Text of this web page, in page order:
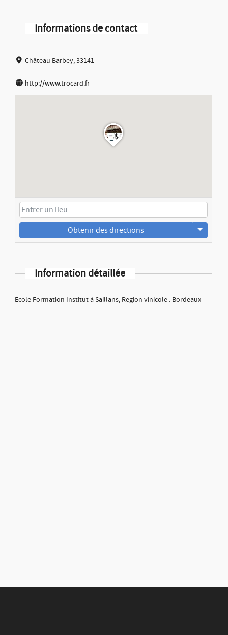
Informations de contact
Château Barbey, 33141
http://www.trocard.fr
Obtenir des directions
Information détaillée
Ecole Formation Institut à Saillans, Region vinicole : Bordeaux